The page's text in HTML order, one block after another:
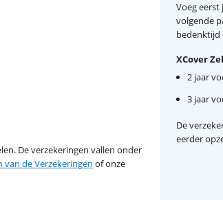
De verzekeringen vallen onder
van de Verzekeringen of onze
Voeg eerst
volgende
bedenktijd
XCover
2 jaar
3 jaar
De
eerder